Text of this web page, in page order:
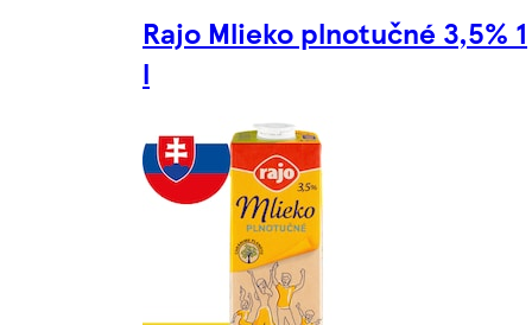
Rajo Mlieko plnotučné 3,5% 1
l